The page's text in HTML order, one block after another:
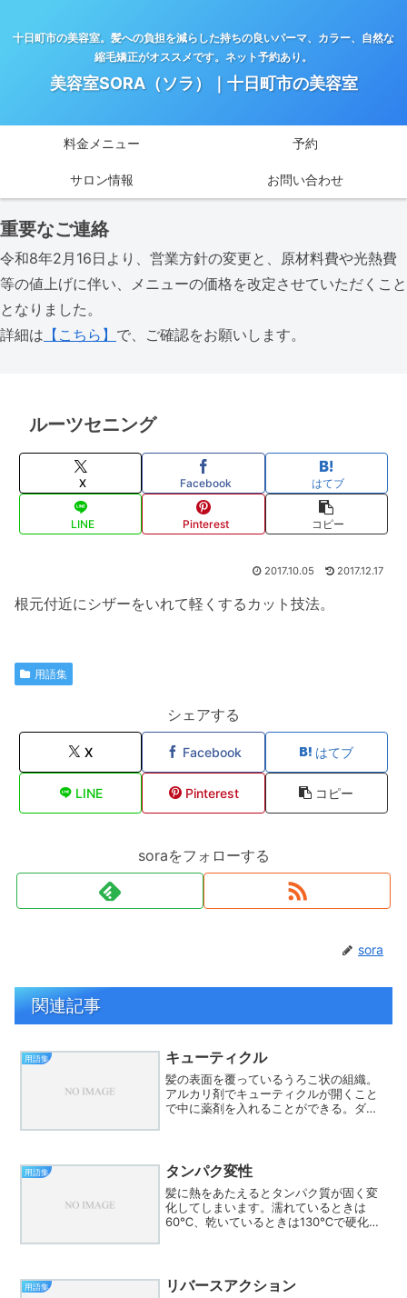
十日町市の美容室。髪への負担を減らした持ちの良いパーマ、カラー、自然な
縮毛矯正がオススメです。ネット予約あり。
美容室SORA（ソラ）｜十日町市の美容室
料金メニュー 予約
サロン情報 お問い合わせ
重要なご連絡
令和8年2月16日より、営業方針の変更と、原材料費や光熱費
等の値上げに伴い、メニューの価格を改定させていただくこと
となりました。
詳細は 【こちら】 で、ご確認をお願いします。
ルーツセニング
X Facebook はてブ
LINE Pinterest コピー
2017.10.05 2017.12.17
根元付近にシザーをいれて軽くするカット技法。
用語集
シェアする
X Facebook はてブ
LINE Pinterest コピー
soraをフォローする
sora
関連記事
用語集 キューティクル
髪の表面を覆っているうろこ状の組織。
アルカリ剤でキューティクルが開くこと
で中に薬剤を入れることができる。ダメ
用語集 タンパク変性
髪に熱をあたえるとタンパク質が固く変
化してしまいます。濡れているときは
60℃、乾いているときは130℃で硬化し
用語集 リバースアクション